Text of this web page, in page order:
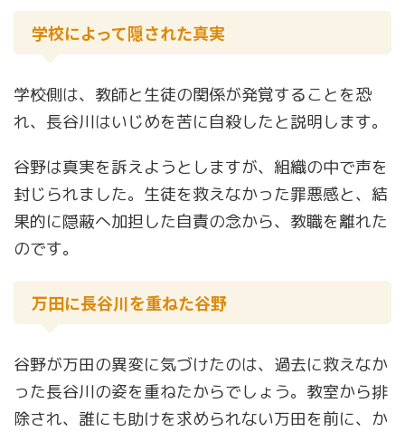
学校によって隠された真実
学校側は、教師と生徒の関係が発覚することを恐
れ、長谷川はいじめを苦に自殺したと説明します。
谷野は真実を訴えようとしますが、組織の中で声を
封じられました。生徒を救えなかった罪悪感と、結
果的に隠蔽へ加担した自責の念から、教職を離れた
のです。
万田に長谷川を重ねた谷野
谷野が万田の異変に気づけたのは、過去に救えなか
った長谷川の姿を重ねたからでしょう。教室から排
除され、誰にも助けを求められない万田を前に、か